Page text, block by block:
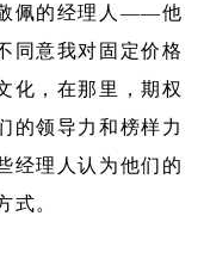
佩的经理人——他
意我对固定价格
化，在那里，期权
的领导力和榜样力
经理人认为他们的
式。